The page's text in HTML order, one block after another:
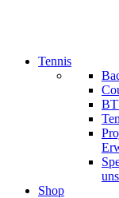
Tennis
Shop